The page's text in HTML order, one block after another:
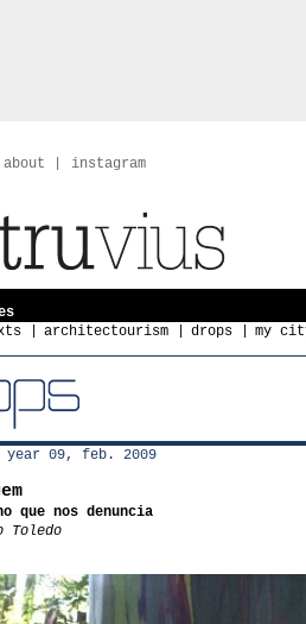
about instagram
architectourism drops my
year 09, feb. 2009
que nos denuncia
Toledo